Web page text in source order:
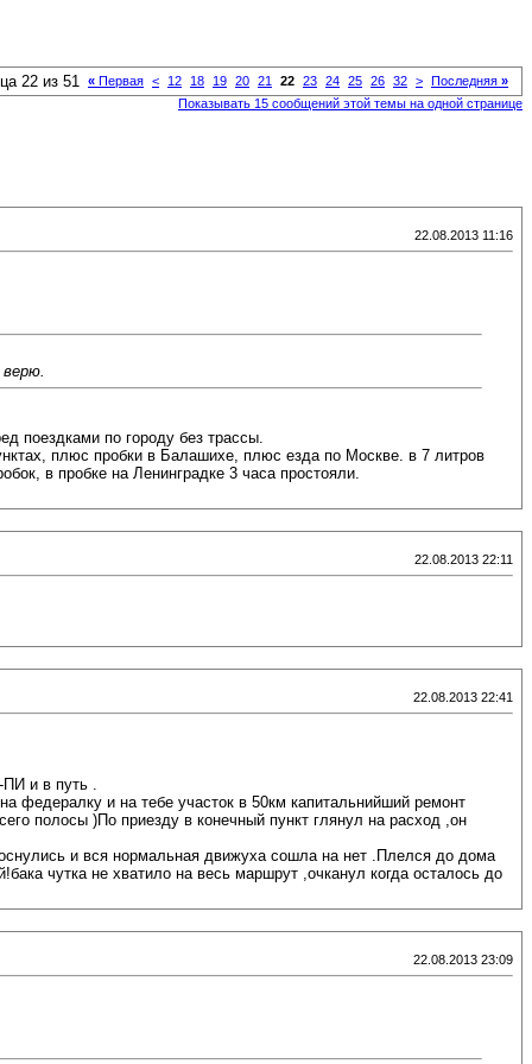
22 из 51 « Первая < 12 18 19 20 21 22 23 24 25 26 32 > Последняя »
Показывать 15 сообщений этой темы на одной странице
22.08.2013 11:16
поездками по городу без трассы.
плюс пробки в Балашихе, плюс езда по Москве. в 7 литров
в пробке на Ленинградке 3 часа простояли.
22.08.2013 22:11
22.08.2013 22:41
ПИ и в путь .
федералку и на тебе участок в 50км капитальнийший ремонт
полосы )По приезду в конечный пункт глянул на расход ,он
и вся нормальная движуха сошла на нет .Плелся до дома
чутка не хватило на весь маршрут ,очканул когда осталось до
22.08.2013 23:09